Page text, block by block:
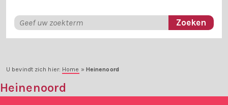
U bevindt zich hier: Home » Heinenoord
Heinenoord